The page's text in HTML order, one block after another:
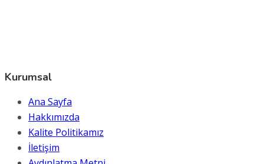
Kurumsal
Ana Sayfa
Hakkımızda
Kalite Politikamız
İletişim